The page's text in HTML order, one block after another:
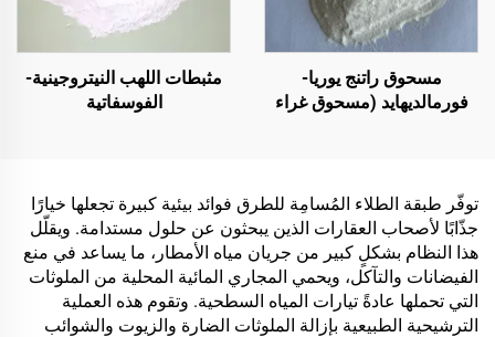
وبلاط الأرضيات، والخرسانة
المسامية، وتطبيقات
المركبات وغيرها
مسحوق راتنج يوريا-
فورمالديهايد (مسحوق غراء
الخشب الرقائقي متعدد
الطبقات، والألواح الخشبية
الدقيقة، والألواح الصديقة
للبيئة، وألواح الحبيبات
المغشاة بطبقة خشبية،
وغيرها.
مثبطات اللهب النيتروجينية-
الفوسفاتية
توفّر طبقة الطلاء المُسامِة للطرق فوائد بيئية كبيرة تجعلها خيارًا
جذّابًا لأصحاب العقارات الذين يبحثون عن حلول مستدامة. ويقلّل
هذا النظام بشكلٍ كبير من جريان مياه الأمطار، ما يساعد في منع
الفيضانات والتآكل، ويحمي المجاري المائية المحلية من الملوثات
التي تحملها عادةً تيارات المياه السطحية. وتقوم هذه العملية
الترشيحية الطبيعية بإزالة الملوثات الضارة والزيوت والشوائب